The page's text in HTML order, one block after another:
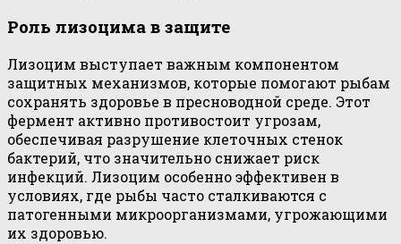
Роль лизоцима в защите
Лизоцим выступает важным компонентом
защитных механизмов, которые помогают рыбам
сохранять здоровье в пресноводной среде. Этот
фермент активно противостоит угрозам,
обеспечивая разрушение клеточных стенок
бактерий, что значительно снижает риск
инфекций. Лизоцим особенно эффективен в
условиях, где рыбы часто сталкиваются с
патогенными микроорганизмами, угрожающими
их здоровью.